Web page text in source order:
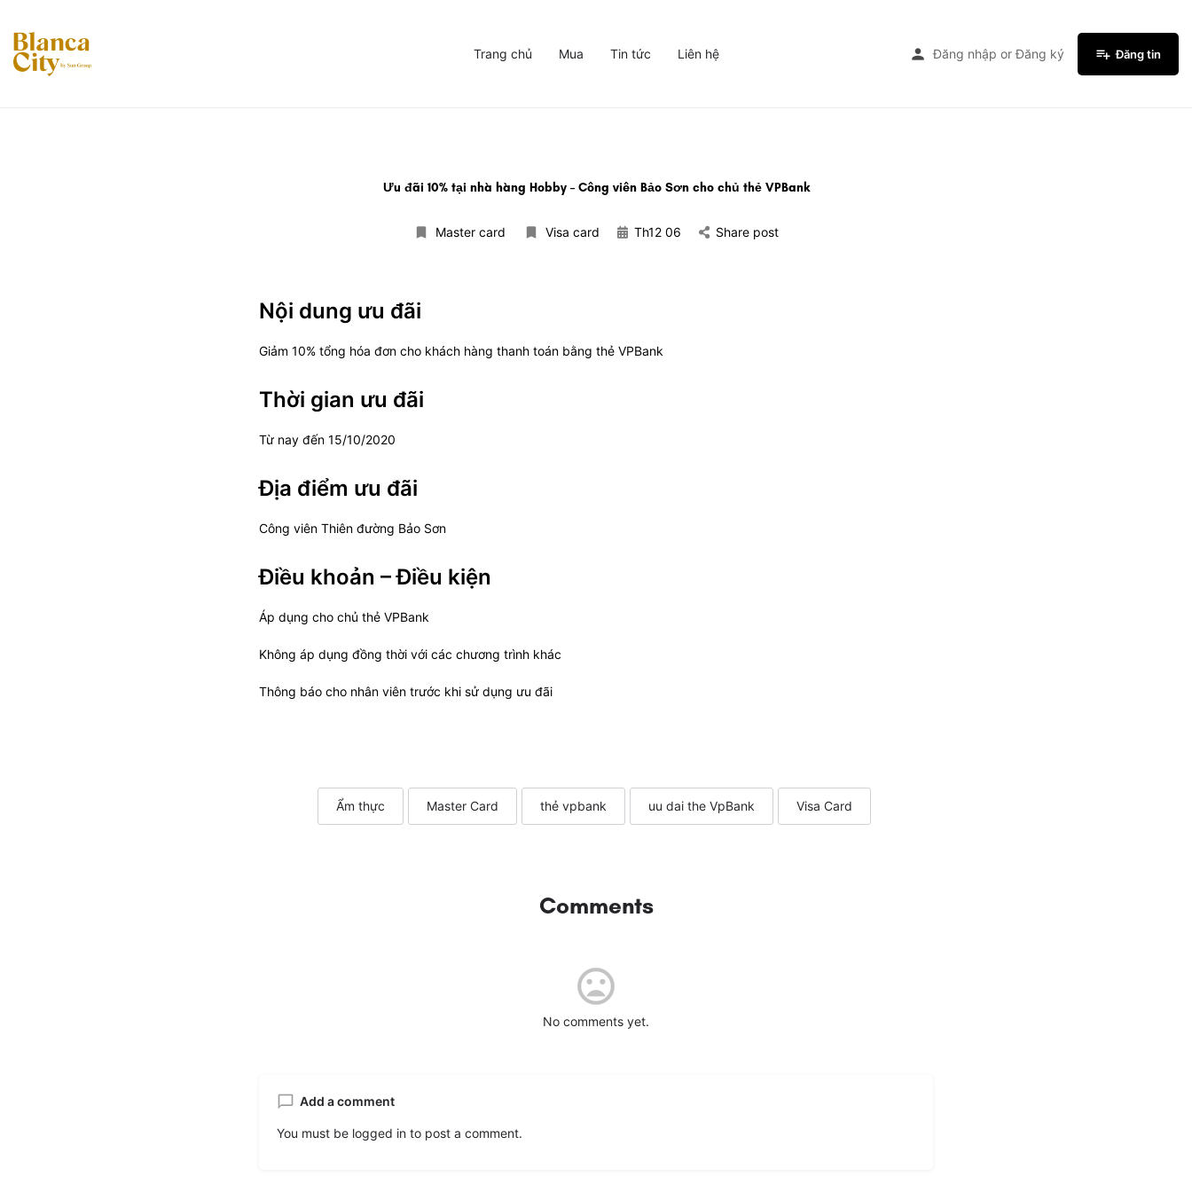
Trang chủ Mua Tin tức Liên hệ Đăng nhập or Đăng ký Đăng tin
Ưu đãi 10% tại nhà hàng Hobby – Công viên Bảo Sơn cho chủ thẻ VPBank
Master card Visa card Th12 06 Share post
Nội dung ưu đãi
Giảm 10% tổng hóa đơn cho khách hàng thanh toán bằng thẻ VPBank
Thời gian ưu đãi
Từ nay đến 15/10/2020
Địa điểm ưu đãi
Công viên Thiên đường Bảo Sơn
Điều khoản – Điều kiện
Áp dụng cho chủ thẻ VPBank
Không áp dụng đồng thời với các chương trình khác
Thông báo cho nhân viên trước khi sử dụng ưu đãi
Ẩm thực Master Card thẻ vpbank uu dai the VpBank Visa Card
Comments
No comments yet.
Add a comment
You must be logged in to post a comment.